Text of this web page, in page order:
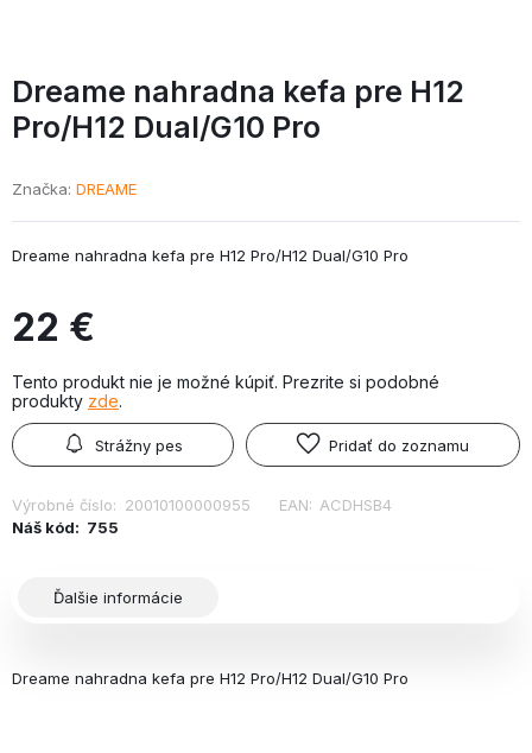
Dreame nahradna kefa pre H12
Pro/H12 Dual/G10 Pro
Značka DREAME
Dreame nahradna kefa pre H12 Pro/H12 Dual/G10 Pro
22 €
Tento produkt nie je možné kúpiť. Prezrite si podobné
produkty zde.
Strážny pes Pridať do zoznamu
Výrobné číslo: 20010100000955 EAN: ACDHSB4
Náš kód: 755
Ďalšie informácie
Dreame nahradna kefa pre H12 Pro/H12 Dual/G10 Pro